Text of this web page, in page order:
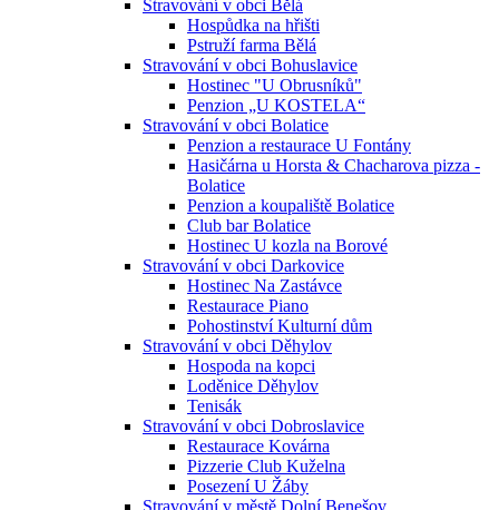
Stravování v obci Bělá
Hospůdka na hřišti
Pstruží farma Bělá
Stravování v obci Bohuslavice
Hostinec "U Obrusníků"
Penzion „U KOSTELA“
Stravování v obci Bolatice
Penzion a restaurace U Fontány
Hasičárna u Horsta & Chacharova pizza -
Bolatice
Penzion a koupaliště Bolatice
Club bar Bolatice
Hostinec U kozla na Borové
Stravování v obci Darkovice
Hostinec Na Zastávce
Restaurace Piano
Pohostinství Kulturní dům
Stravování v obci Děhylov
Hospoda na kopci
Loděnice Děhylov
Tenisák
Stravování v obci Dobroslavice
Restaurace Kovárna
Pizzerie Club Kuželna
Posezení U Žáby
Stravování v městě Dolní Benešov